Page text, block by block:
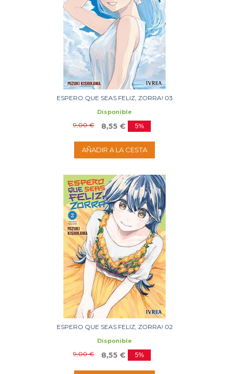
ESPERO QUE SEAS FELIZ, ZORRA! 03
Disponible
9,00 € 8,55 € 5%
AÑADIR A LA CESTA
ESPERO QUE SEAS FELIZ, ZORRA! 02
Disponible
9,00 € 8,55 € 5%